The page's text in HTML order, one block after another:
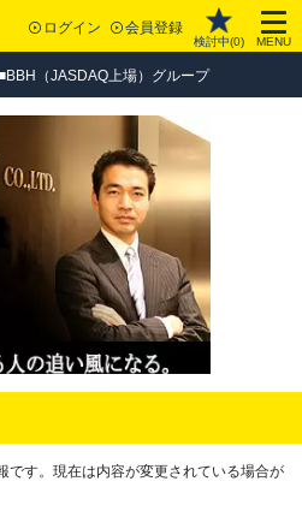
ログイン 会員登録
検討中(0) MENU
（JASDAQ上場）グループ
す。現在は内容が変更されている場合が